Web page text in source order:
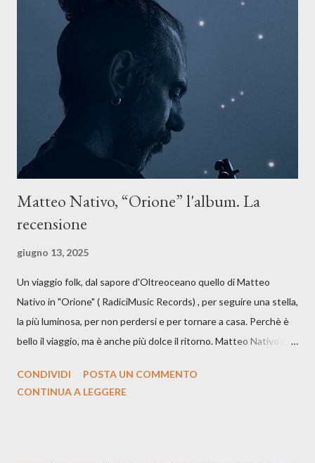
La canzone racconta la difficoltà di creare, e perfino di esistere,
sotto il peso della realtà. Ma lo fa cercando una via d’uscita, una
forma di assoluzione, nel vivere e nel suonare, nel trovare respiro
anche quando l’aria sembra farsi più densa. Il brano è anche una
dichiarazione d’intenti: Cico Messina apre il suo nuovo percorso
artistico con una composizi...
Matteo Nativo, “Orione” l'album. La
recensione
giugno 13, 2025
Un viaggio folk, dal sapore d'Oltreoceano quello di Matteo
Nativo in "Orione" ( RadiciMusic Records) , per seguire una stella,
la più luminosa, per non perdersi e per tornare a casa. Perchè è
bello il viaggio, ma è anche più dolce il ritorno. Matteo Nativo per
indubbiamente matura e consapevole oltre che con ottimi
CONDIVIDI
POSTA UN COMMENTO
CONTINUA A LEGGERE